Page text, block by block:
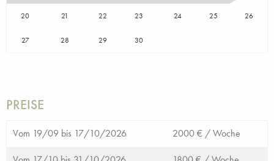
20 21 22 23 24 25 26
27 28 29 30
PREISE
Vom 19/09 bis 17/10/2026 2000 € /Woche